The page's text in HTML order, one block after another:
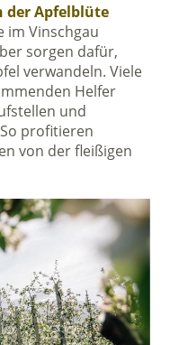
der Apfelblüte
im Vinschgau
sorgen dafür,
verwandeln. Viele
Helfer
und
profitieren
von der fleißigen